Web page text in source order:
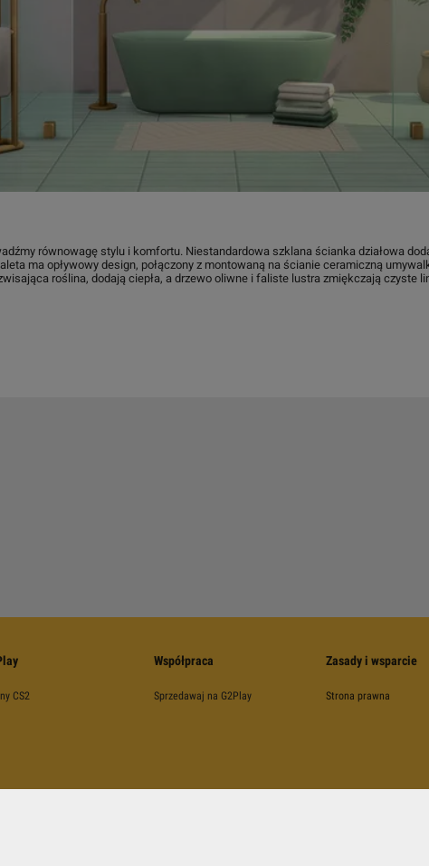
równowagę stylu i komfortu. Niestandardowa szklana ścianka działowa
ma opływowy design, połączony z montowaną na ścianie ceramiczną
roślina, dodają ciepła, a drzewo oliwne i faliste lustra zmiękczają czyste
CS2
Współpraca
Sprzedawaj na G2Play
Zasady i wsparcie
Strona prawna